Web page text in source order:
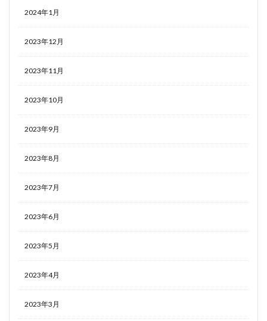
2024年1月
2023年12月
2023年11月
2023年10月
2023年9月
2023年8月
2023年7月
2023年6月
2023年5月
2023年4月
2023年3月